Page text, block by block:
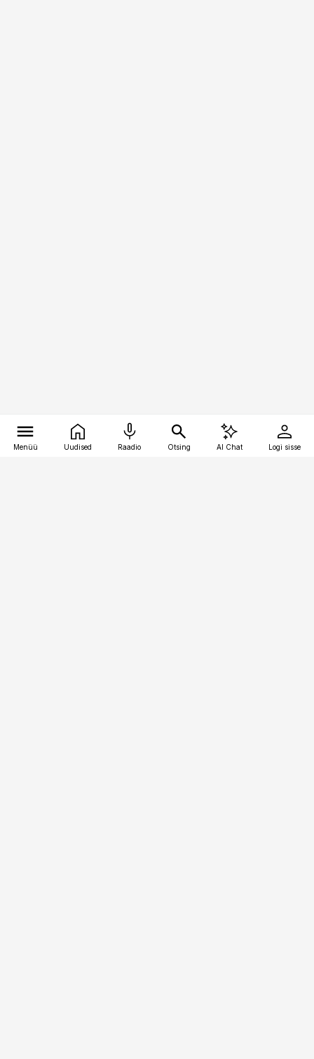
Menüü Uudised Raadio Otsing AI Chat Logi sisse